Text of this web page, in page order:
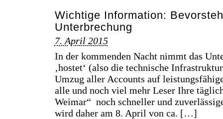
Wichtige Information:
Unterbrechung
7. April 2015
In der kommenden Nacht nimmt das
‚hostet‘ (also die technische
Umzug aller Accounts auf
alle und noch viel mehr Leser Ihre
Weimar“ noch schneller und
wird daher am 8. April von ca. […]